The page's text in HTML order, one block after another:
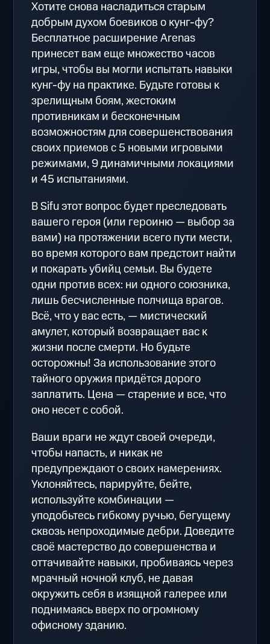
Хотите снова насладиться старым
добрым духом боевиков о кунг-фу?
Бесплатное расширение Arenas
принесет вам еще множество часов
игры, чтобы вы могли испытать навыки
кунг-фу на практике. Будьте готовы к
зрелищным боям, жестоким
противникам и бесконечным
возможностям для совершенствования
своих приемов с 5 новыми игровыми
режимами, 9 динамичными локациями
и 45 испытаниями.
В Sifu этот вопрос будет преследовать
вашего героя (или героиню — выбор за
вами) на протяжении всего пути мести,
во время которого вам предстоит найти
и покарать убийц семьи. Вы будете
одни против всех: ни одного союзника,
лишь бесчисленные полчища врагов.
Всё, что у вас есть, — мистический
амулет, который возвращает вас к
жизни после смерти. Но будьте
осторожны! За использование этого
тайного оружия придётся дорого
заплатить. Цена — старение и все, что
оно несет с собой.
Ваши враги не ждут своей очереди,
чтобы напасть, и никак не
предупреждают о своих намерениях.
Уклоняйтесь, парируйте, бейте,
используйте комбинации —
уподобьтесь гибкому ручью, бегущему
сквозь непроходимые дебри. Доведите
своё мастерство до совершенства и
оттачивайте навыки, пробиваясь через
мрачный ночной клуб, не давая
окружить себя в изящной галерее или
поднимаясь вверх по огромному
офисному зданию.